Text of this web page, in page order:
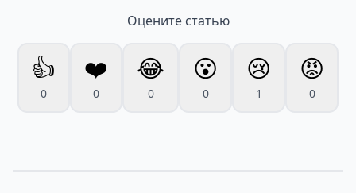
Оцените статью
👍
0
❤️
0
😂
0
😮
0
😢
1
😡
0